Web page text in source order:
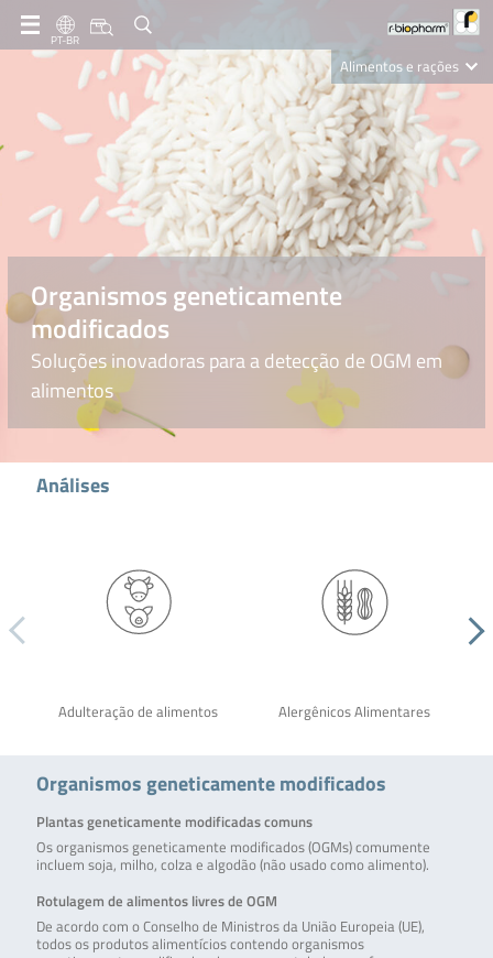
PT-BR
Alimentos e rações
Clinical Diagnostics
R-Biopharm AG
Nutrition Care
Organismos geneticamente
modificados
Soluções inovadoras para a detecção de OGM em
alimentos
Análises
Adulteração de alimentos Alergênicos Alimentares
Organismos geneticamente modificados
Plantas geneticamente modificadas comuns
Os organismos geneticamente modificados (OGMs) comumente
incluem soja, milho, colza e algodão (não usado como alimento).
Rotulagem de alimentos livres de OGM
De acordo com o Conselho de Ministros da União Europeia (UE),
todos os produtos alimentícios contendo organismos